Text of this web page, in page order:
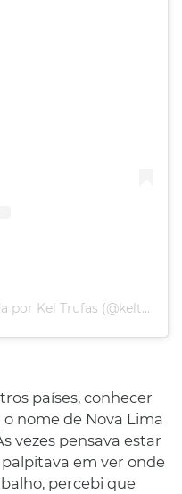
Uma publicação compartilhada por Kel Trufas (@keltrufas)
países, conhecer
nome de Nova Lima
vezes pensava estar
em ver onde
percebi que